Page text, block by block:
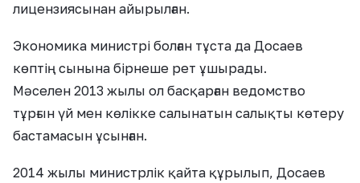
лицензиясынан айырылған.
Экономика министрі болған тұста да Досаев
көптің сынына бірнеше рет ұшырады.
Мәселен 2013 жылы ол басқарған ведомство
тұрғын үй мен көлікке салынатын салықты көтеру
бастамасын ұсынған.
2014 жылы министрлік қайта құрылып, Досаев